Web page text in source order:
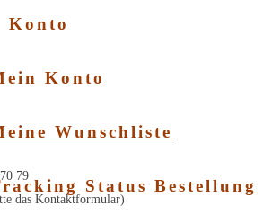
Konto
Konto
Wunschliste
Status Bestellung
79
das Kontaktformular)